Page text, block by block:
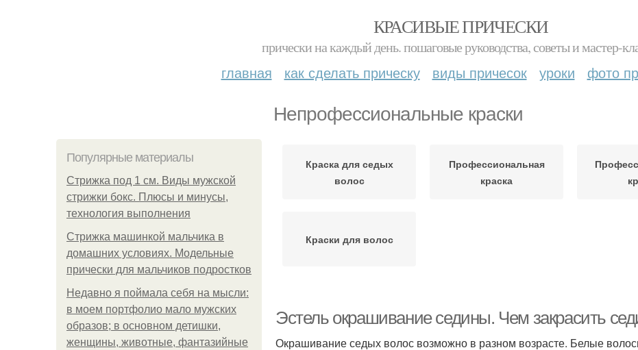
КРАСИВЫЕ ПРИЧЕСКИ
прически на каждый день. пошаговые руководства, советы и мастер-
главная как сделать прическу виды причесок уроки фото
Непрофессиональные краски
Популярные материалы
Стрижка под 1 см. Виды мужской
стрижки бокс. Плюсы и минусы,
технология выполнения
Стрижка машинкой мальчика в
домашних условиях. Модельные
прически для мальчиков подростков
Недавно я поймала себя на мысли:
в моем портфолио мало мужских
образов; в основном детишки,
женщины, животные, фантазийные
Краска для седых
волос
Профессиональная
краска
Краски для волос
Эстель окрашивание седины. Чем закрасить
Окрашивание седых волос возможно в разном возрасте. Белые